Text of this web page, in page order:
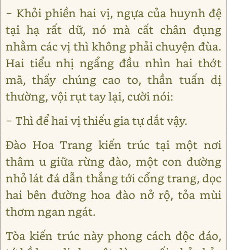
− Khỏi phiền hai vị, ngựa của huynh đệ
tại hạ rất dữ, nó mà cất chân đụng
nhằm các vị thì không phải chuyện đùa.
Hai tiểu nhị ngẩng đầu nhìn hai thớt
mã, thấy chúng cao to, thần tuấn dị
thường, vội rụt tay lại, cười nói:
− Thì để hai vị thiếu gia tự dắt vậy.
Đào Hoa Trang kiến trúc tại một nơi
thâm u giữa rừng đào, một con đường
nhỏ lát đá dẫn thẳng tới cổng trang, dọc
hai bên đường hoa đào nở rộ, tỏa mùi
thơm ngan ngát.
Tòa kiến trúc này phong cách độc đáo,